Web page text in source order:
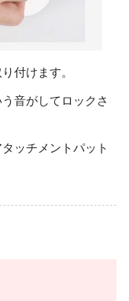
付けます。
音がしてロックさ
ッチメントパット